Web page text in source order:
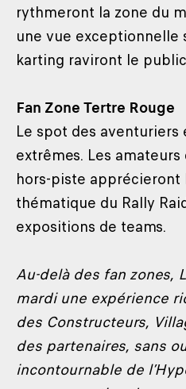
rythmeront la zone du
une vue exceptionnelle
karting raviront le
Fan Zone Tertre Rouge
Le spot des aventuriers
extrêmes. Les
hors-piste
thématique du Rally
expositions de teams.
Au-delà des fan zones,
mardi une expérience
des Constructeurs,
des partenaires, sans
incontournable de